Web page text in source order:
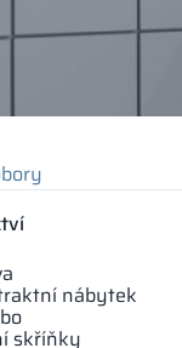
nábytek
skříňky